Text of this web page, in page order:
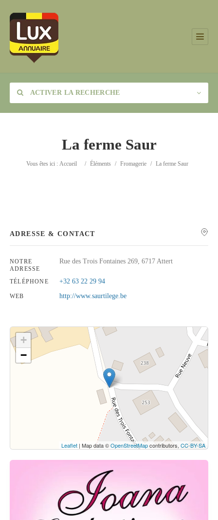
ACTIVER LA RECHERCHE
Catégorie
La ferme Saur
Vous êtes ici : Accueil / Éléments / Fromagerie / La ferme Saur
ADRESSE & CONTACT
NOTRE
ADRESSE
Rue des Trois Fontaines 269, 6717 Attert
TÉLÉPHONE +32 63 22 29 94
WEB http://www.saurtilege.be
Cliquez sur le bouton pour afficher la carte.
Voir la carte
+
−
Leaflet | Map data ©OpenStreetMapcontributors, CC-BY-SA